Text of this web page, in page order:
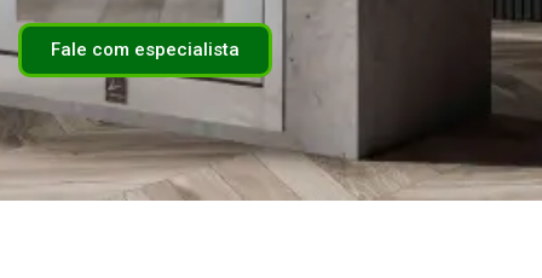
Fale com especialista